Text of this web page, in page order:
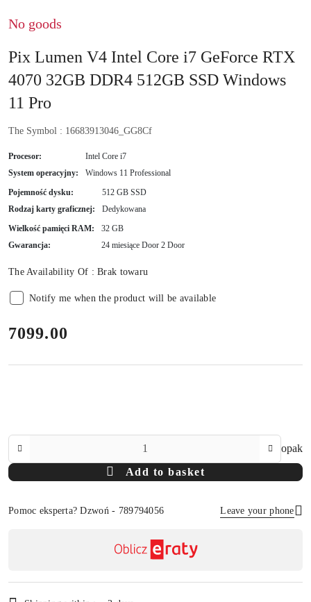
No goods
Pix Lumen V4 Intel Core i7 GeForce RTX
4070 32GB DDR4 512GB SSD Windows
11 Pro
The Symbol : 16683913046_GG8Cf
Procesor:
Intel Core i7
System operacyjny:
Windows 11 Professional
Pojemność dysku:
512 GB SSD
Rodzaj karty graficznej:
Dedykowana
Wielkość pamięci RAM:
32 GB
Gwarancja:
24 miesiące Door 2 Door
The Availability Of :Brak towaru
Notify me when the product will be available
price:
7099.00
opak
Add to basket
Pomoc eksperta? Dzwoń - 789794056 Leave your phone
delivery